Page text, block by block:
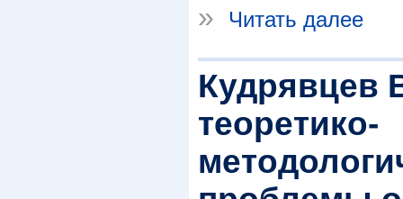
»
Читать далее
Кудрявцев
теоретико-